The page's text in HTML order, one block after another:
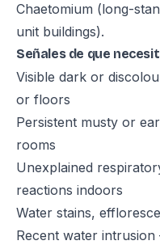
Chaetomium (long-
unit buildings).
Señales de que
Visible dark or
or floors
Persistent musty or
rooms
Unexplained
reactions indoors
Water stains,
Recent water